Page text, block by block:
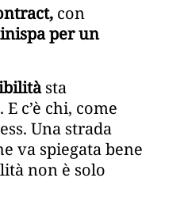
con
per un
sta
c’è chi, come
Una strada
va spiegata bene
non è solo